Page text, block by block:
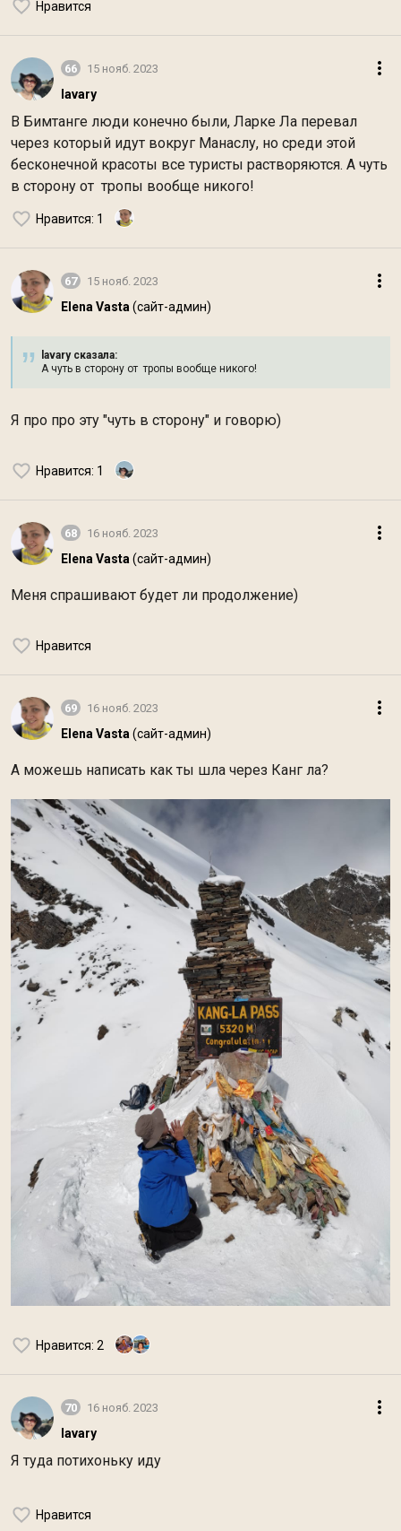
Нравится
66 15 нояб. 2023
lavary
В Бимтанге люди конечно были, Ларке Ла перевал
через который идут вокруг Манаслу, но среди этой
бесконечной красоты все туристы растворяются. А чуть
в сторону от тропы вообще никого!
Нравится: 1
67 15 нояб. 2023
Elena Vasta (сайт-админ)
lavary сказалa:
А чуть в сторону от тропы вообще никого!
Я про про эту "чуть в сторону" и говорю)
Нравится: 1
68 16 нояб. 2023
Elena Vasta (сайт-админ)
Меня спрашивают будет ли продолжение)
Нравится
69 16 нояб. 2023
Elena Vasta (сайт-админ)
А можешь написать как ты шла через Канг ла?
Нравится: 2
70 16 нояб. 2023
lavary
Я туда потихоньку иду
Нравится